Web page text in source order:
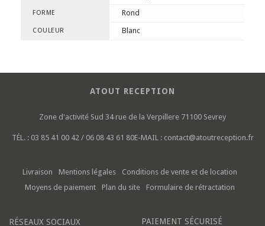
FORME Rond
COULEUR Blanc
ATOUT RECEPTION
Zone d'activité Sud 34 rue de la Verpillere 71100 Sevrey
TÉL. : 03 85 41 00 42 / 06 08 43 61 80E-MAIL : contact@atoutreception.fr
Livraison Mentions légales
Conditions de vente et de location
Moyens de paiement
Plan du site Formulaire de rétractation
RÉSEAUX SOCIAUX PAIEMENT SÉCURISÉ